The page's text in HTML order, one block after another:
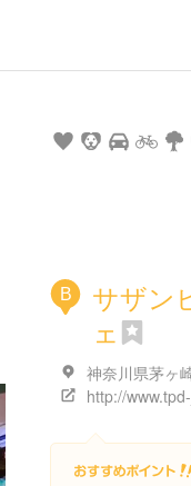
B
サザン
ェ